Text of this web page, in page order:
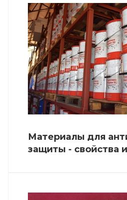
Материалы для
защиты - свойства